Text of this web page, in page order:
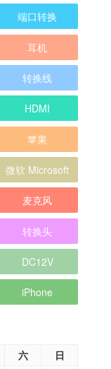
端口转换
耳机
转换线
HDMI
苹果
微软 Microsoft
麦克风
转换头
DC12V
iPhone
六 日